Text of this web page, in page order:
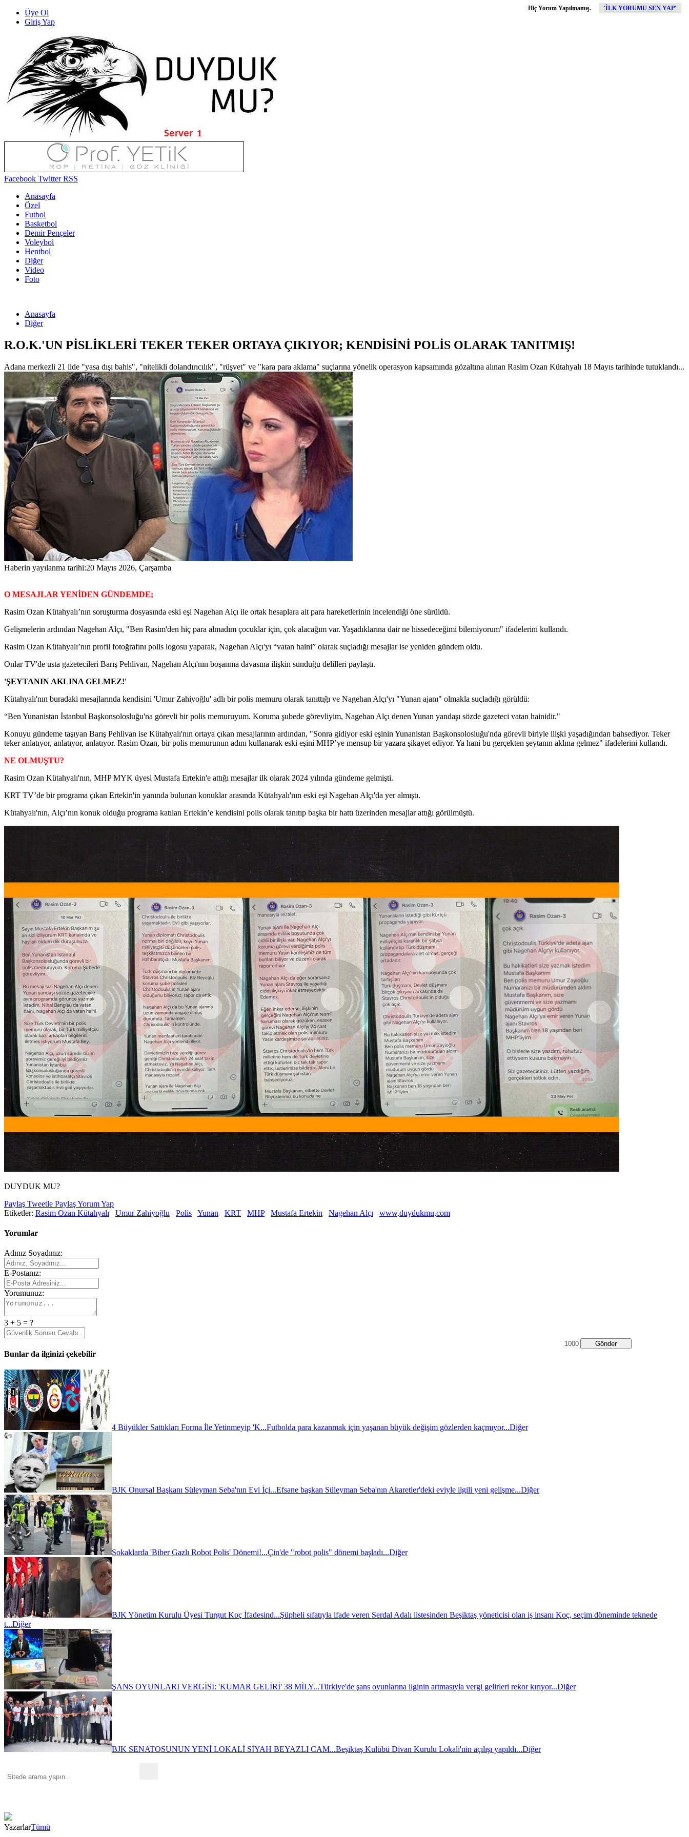
Üye Ol
Giriş Yap
Facebook TwitterRSS
Anasayfa
Özel
Futbol
Basketbol
Demir Pençeler
Voleybol
Hentbol
Diğer
Video
Foto
Anasayfa
Diğer
R.O.K.'UN PİSLİKLERİ TEKER TEKER ORTAYA ÇIKIYOR; KENDİSİNİ POLİS OLARAK TANITMIŞ!
Adana merkezli 21 ilde "yasa dışı bahis", "nitelikli dolandırıcılık", "rüşvet" ve "kara para aklama" suçlarına yönelik operasyon kapsamında gözaltına alınan Rasim Ozan Kütahyalı 18 Mayıs tarihinde tutuklandı...
Haberin yayılanma tarihi:20 Mayıs 2026, Çarşamba
O MESAJLAR YENİDEN GÜNDEMDE;
Rasim Ozan Kütahyalı’nın soruşturma dosyasında eski eşi Nagehan Alçı ile ortak hesaplara ait para hareketlerinin incelendiği öne sürüldü.
Gelişmelerin ardından Nagehan Alçı, "Ben Rasim'den hiç para almadım çocuklar için, çok alacağım var. Yaşadıklarına dair ne hissedeceğimi bilemiyorum" ifadelerini kullandı.
Rasim Ozan Kütahyalı’nın profil fotoğrafını polis logosu yaparak, Nagehan Alçı'yı “vatan haini” olarak suçladığı mesajlar ise yeniden gündem oldu.
Onlar TV'de usta gazetecileri Barış Pehlivan, Nagehan Alçı'nın boşanma davasına ilişkin sunduğu delilleri paylaştı.
'ŞEYTANIN AKLINA GELMEZ!'
Kütahyalı'nın buradaki mesajlarında kendisini 'Umur Zahiyoğlu' adlı bir polis memuru olarak tanıttığı ve Nagehan Alçı'yı "Yunan ajanı" olmakla suçladığı görüldü:
“Ben Yunanistan İstanbul Başkonsolosluğu'na görevli bir polis memuruyum. Koruma şubede görevliyim, Nagehan Alçı denen Yunan yandaşı sözde gazeteci vatan hainidir."
Konuyu gündeme taşıyan Barış Pehlivan ise Kütahyalı'nın ortaya çıkan mesajlarının ardından, "Sonra gidiyor eski eşinin Yunanistan Başkonsolosluğu'nda görevli biriyle ilişki yaşadığından bahsediyor. Teker
teker anlatıyor, anlatıyor, anlatıyor. Rasim Ozan, bir polis memurunun adını kullanarak eski eşini MHP’ye mensup bir yazara şikayet ediyor. Ya hani bu gerçekten şeytanın aklına gelmez" ifadelerini kullandı.
NE OLMUŞTU?
Rasim Ozan Kütahyalı'nın, MHP MYK üyesi Mustafa Ertekin'e attığı mesajlar ilk olarak 2024 yılında gündeme gelmişti.
KRT TV’de bir programa çıkan Ertekin'in yanında bulunan konuklar arasında Kütahyalı'nın eski eşi Nagehan Alçı'da yer almıştı.
Kütahyalı'nın, Alçı’nın konuk olduğu programa katılan Ertekin’e kendisini polis olarak tanıtıp başka bir hattı üzerinden mesajlar attığı görülmüştü.
DUYDUK MU?
Paylaş Tweetle PaylaşYorum Yap
Etiketler: Rasim Ozan Kütahyalı Umur Zahiyoğlu Polis Yunan KRT MHP Mustafa Ertekin Nagehan Alçı www.duydukmu.com
Yorumlar
Hiç Yorum Yapılmamış. 'İLK YORUMU SEN YAP'
Adınız Soyadınız:
E-Postanız:
Yorumunuz:
3 + 5 = ?
Gönder
Bunlar da ilginizi çekebilir
4 Büyükler Sattıkları Forma İle Yetinmeyip 'K...Futbolda para kazanmak için yaşanan büyük değişim gözlerden kaçmıyor...Diğer
BJK Onursal Başkanı Süleyman Seba'nın Evi İçi...Efsane başkan Süleyman Seba'nın Akaretler'deki eviyle ilgili yeni gelişme...Diğer
Sokaklarda 'Biber Gazlı Robot Polis' Dönemi!...Çin'de "robot polis" dönemi başladı...Diğer
BJK Yönetim Kurulu Üyesi Turgut Koç İfadesind...Şüpheli sıfatıyla ifade veren Serdal Adalı listesinden Beşiktaş yöneticisi olan iş insanı Koç, seçim döneminde teknede
t...Diğer
ŞANS OYUNLARI VERGİSİ: 'KUMAR GELİRİ' 38 MİLY...Türkiye'de şans oyunlarına ilginin artmasıyla vergi gelirleri rekor kırıyor...Diğer
BJK SENATOSUNUN YENİ LOKALİ SİYAH BEYAZLI CAM...Beşiktaş Kulübü Divan Kurulu Lokali'nin açılışı yapıldı...Diğer
YazarlarTümü